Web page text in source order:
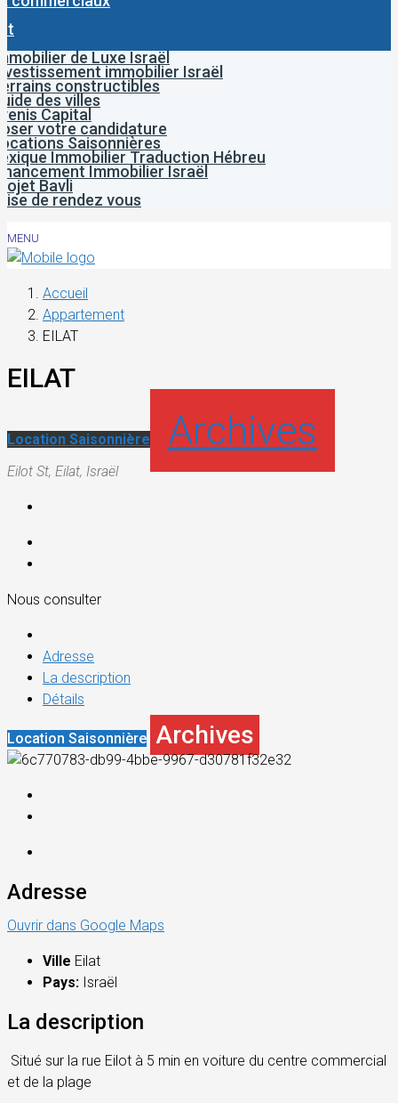
de Luxe Israël
immobilier Israël
constructibles
des villes
Capital
votre candidature
Saisonnières
Immobilier Traduction Hébreu
Immobilier Israël
Bavli
de rendez vous
MENU
Accueil
Appartement
EILAT
EILAT
Location Saisonnière Archives
Eilot St, Eilat, Israël
Nous consulter
Adresse
La description
Détails
Location Saisonnière Archives
Adresse
Ouvrir dans Google Maps
Ville Eilat
Pays: Israël
La description
Situé sur la rue Eilot à 5 min en voiture du centre commercial
et de la plage